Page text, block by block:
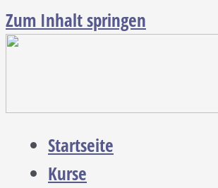
Zum Inhalt springen
Startseite
Kurse